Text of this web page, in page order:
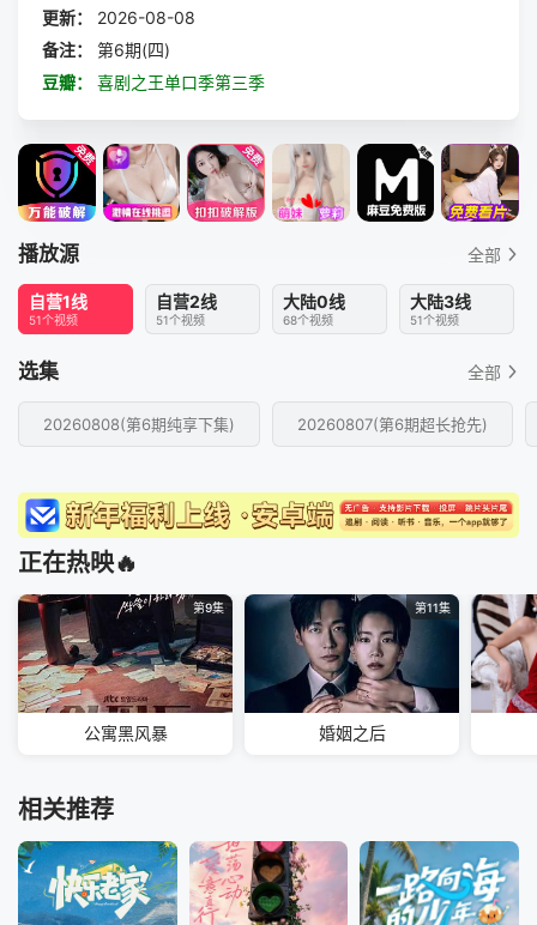
更新：
2026-08-08
备注：
第6期(四)
豆瓣：
喜剧之王单口季第三季
播放源 全部
自营1线
51个视频
自营2线
51个视频
大陆0线
68个视频
大陆3线
51个视频
选集 全部
20260808(第6期纯享下集) 20260807(第6期超长抢先)
正在热映🔥
第9集
公寓黑风暴
第11集
婚姻之后
相关推荐